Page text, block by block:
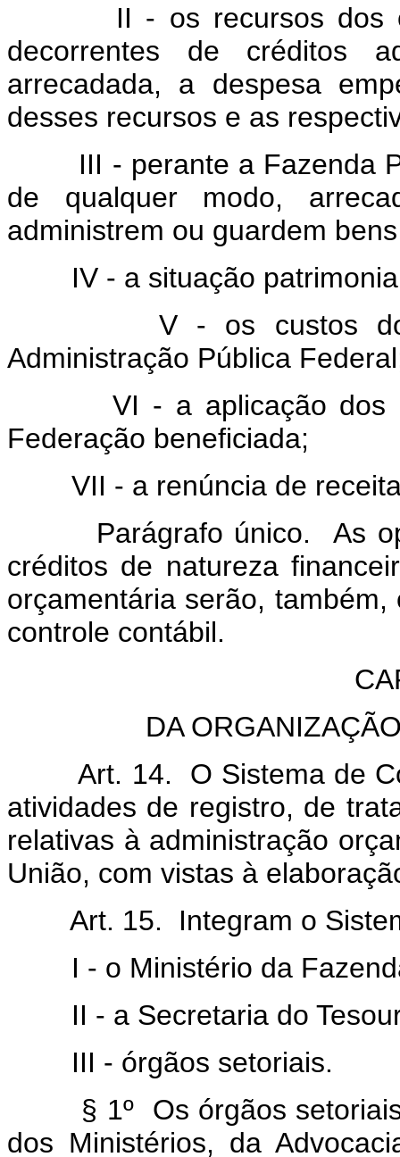
II - os recursos dos
decorrentes de créditos
arrecadada, a despesa
desses recursos e as
III - perante a Fazenda
de qualquer modo,
administrem ou guardem
IV - a situação patrimonial
V - os custos dos
Administração Pública
VI - a aplicação dos
Federação beneficiada;
VII - a renúncia de
Parágrafo único. As
créditos de natureza
orçamentária serão,
controle contábil.
DA
Art. 14. O Sistema de
atividades de registro, de
relativas à administração
União, com vistas à
Art. 15. Integram o
I - o Ministério da
II - a Secretaria do
III - órgãos setoriais.
§ 1º Os órgãos setoriais
dos Ministérios, da